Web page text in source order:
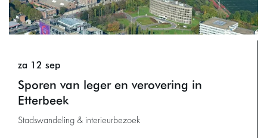
Sporen van leger en verovering in
Etterbeek
Stadswandeling & interieurbezoek
za 12 sep